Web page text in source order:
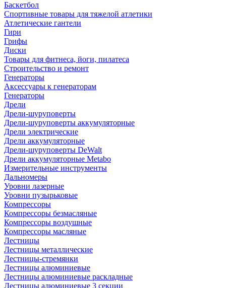
Баскетбол
Спортивные товары для тяжелой атлетики
Атлетические гантели
Гири
Грифы
Диски
Товары для фитнеса, йоги, пилатеса
Строительство и ремонт
Генераторы
Аксессуары к генераторам
Генераторы
Дрели
Дрели-шуруповерты
Дрели-шуруповерты аккумуляторные
Дрели электрические
Дрели аккумуляторные
Дрели-шуруповерты DeWalt
Дрели аккумуляторные Metabo
Измерительные инструменты
Дальномеры
Уровни лазерные
Уровни пузырьковые
Компрессоры
Компрессоры безмасляные
Компрессоры воздушные
Компрессоры масляные
Лестницы
Лестницы металлические
Лестницы-стремянки
Лестницы алюминиевые
Лестницы алюминиевые раскладные
Лестницы алюминиевые 3 секции